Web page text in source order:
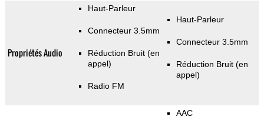
Propriétés Audio
Haut-Parleur
Connecteur 3.5mm
Réduction Bruit (en
appel)
Radio FM
Haut-Parleur
Connecteur 3.5mm
Réduction Bruit (en
appel)
AAC